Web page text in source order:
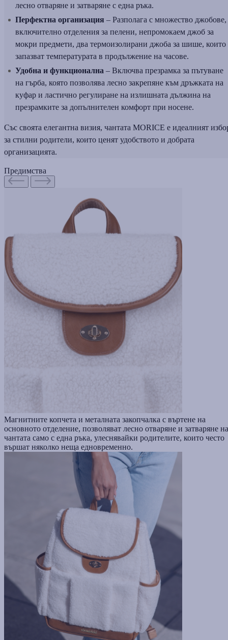
лесно отваряне и затваряне с една ръка.
Перфектна организация – Разполага с множество джобове,
включително отделения за пелени, непромокаем джоб за
мокри предмети, два термоизолирани джоба за шише, които
запазват температурата в продължение на часове.
Удобна и функционална – Включва презрамка за пътуване
на гърба, която позволява лесно закрепяне към дръжката на
куфар и ластично регулиране на излишната дължина на
презрамките за допълнителен комфорт при носене.
Със своята елегантна визия, чантата MORICE е идеалният
за стилни родители, които ценят удобството и добрата
организацията.
Предимства
Магнитните копчета и металната закопчалка с въртене на
основното отделение, позволяват лесно отваряне и затваряне на
чантата само с една ръка, улеснявайки родителите, които често
вършат няколко неща едновременно.